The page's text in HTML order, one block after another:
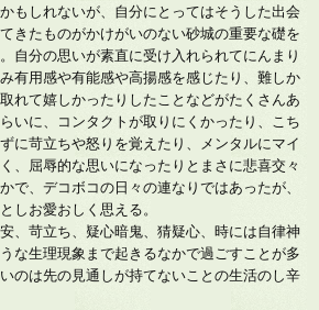
もしれないが、自分にとってはそうした出会
きたものがかけがいのない砂城の重要な礎を
自分の思いが素直に受け入れられてにんまり
有用感や有能感や高揚感を感じたり、難しか
れて嬉しかったりしたことなどがたくさんあ
いに、コンタクトが取りにくかったり、こち
に苛立ちや怒りを覚えたり、メンタルにマイ
、屈辱的な思いになったりとまさに悲喜交々
で、デコボコの日々の連なりではあったが、
しお愛おしく思える。
、苛立ち、疑心暗鬼、猜疑心、時には自律神
な生理現象まで起きるなかで過ごすことが多
のは先の見通しが持てないことの生活のし辛